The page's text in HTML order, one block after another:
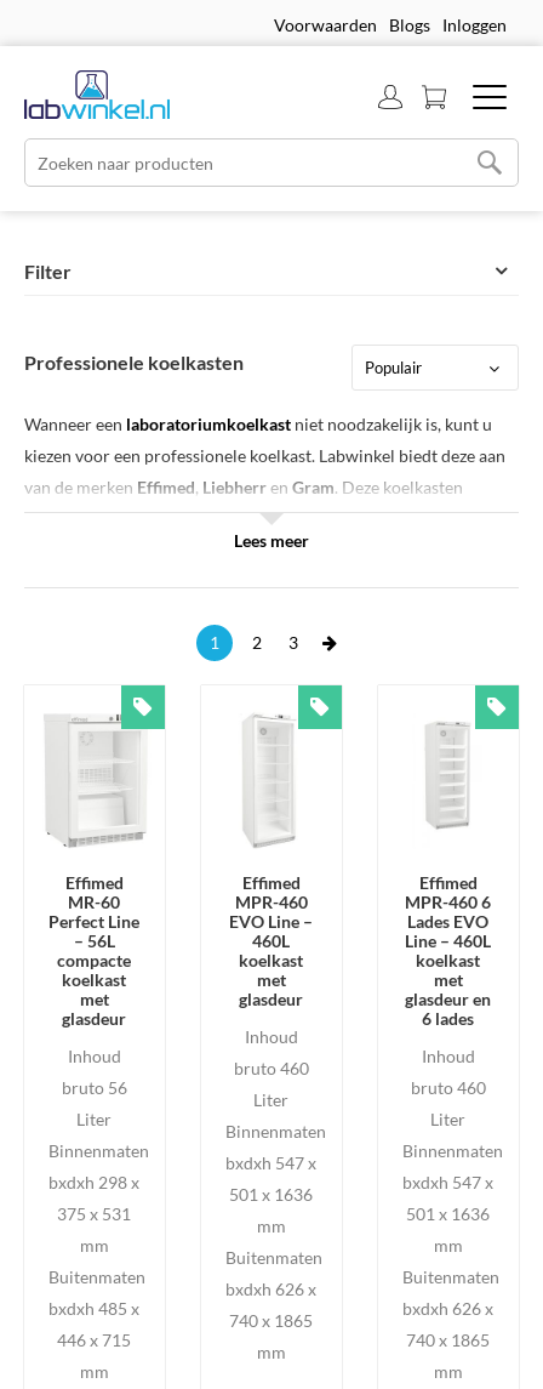
Voorwaarden Blogs Inloggen
Filter
Professionele koelkasten
Wanneer een laboratoriumkoelkast niet noodzakelijk is, kunt u
kiezen voor een professionele koelkast. Labwinkel biedt deze aan
van de merken Effimed, Liebherren Gram. Deze koelkasten
kenmerken zich door een grote netto inhoud, stabiele
temperatuurregeling en een duurzame constructie, waardoor ze
diverse interieurmogelijkheden zoals lades, plateaus of
voor een goed zicht op de inhoud.
Onderstaand ziet u het assortiment professionele koelkasten
binnen Labwinkel. Klik op één van de producten voor meer
specificaties, foto’s en opties.
Lees meer
1 2 3 next
Effimed
MR-60
Perfect Line
– 56L
compacte
koelkast
met
glasdeur
Inhoud
bruto 56
Liter
Binnenmaten
bxdxh 298 x
375 x 531
mm
Buitenmaten
bxdxh 485 x
446 x 715
mm
Effimed
MPR-460
EVO Line –
460L
koelkast
met
glasdeur
Inhoud
bruto 460
Liter
Binnenmaten
bxdxh 547 x
501 x 1636
mm
Buitenmaten
bxdxh 626 x
740 x 1865
mm
Effimed
MPR-460 6
Lades EVO
Line – 460L
koelkast
met
glasdeur en
6 lades
Inhoud
bruto 460
Liter
Binnenmaten
bxdxh 547 x
501 x 1636
mm
Buitenmaten
bxdxh 626 x
740 x 1865
mm